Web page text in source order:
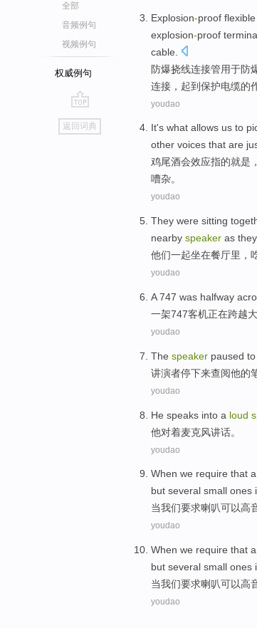
全部
音频例句
视频例句
权威例句
go
top
返回词典
Explosion-proof flexible
explosion-proof
cable
防爆挠线连接管用于防
连接， 起到保护电缆的
youdao
It's what allows us to
other voices that are
鸡尾酒会效应指的就是 ，
嘈杂。
youdao
They were sitting
nearby speaker as they
他们一起坐在餐厅里 ，
youdao
A747 was halfway
一架747客机正在跨越
youdao
The speaker paused to
讲演者停下来查阅他的
youdao
He speaks into a loud
他对着麦克风讲话。
youdao
When we require that a
but several small ones
当我们要求喇叭可以高
youdao
When we require that a
but several small ones
当我们要求喇叭可以高
youdao